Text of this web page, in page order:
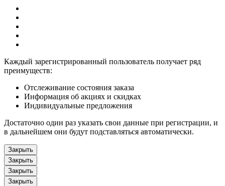
Каждый зарегистрированный пользователь получает ряд
преимуществ:
Отслеживание состояния заказа
Информация об акциях и скидках
Индивидуальные предложения
Достаточно один раз указать свои данные при регистрации, и
в дальнейшем они будут подставляться автоматически.
Закрыть
Закрыть
Закрыть
Закрыть